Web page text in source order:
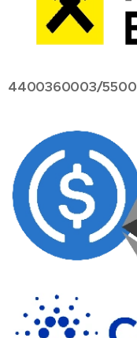
4400360003/5500